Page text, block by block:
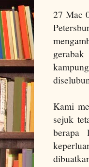
27 Mac
Kami
sejuk
berapa